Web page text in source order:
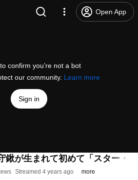
Open App
confirm you’re not a bot
our community. Learn more
Sign in
鍬が生まれて初めて「スター・
Streamed 4 years ago more